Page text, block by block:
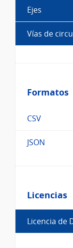
Ejes
Vías de
Formatos
Formatos
CSV
JSON
Licencias
Licencias
Licencia de